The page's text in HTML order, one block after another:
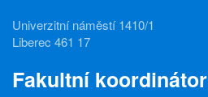
Univerzitní náměstí 1410/1
Liberec 461 17
Fakultní koordinátor